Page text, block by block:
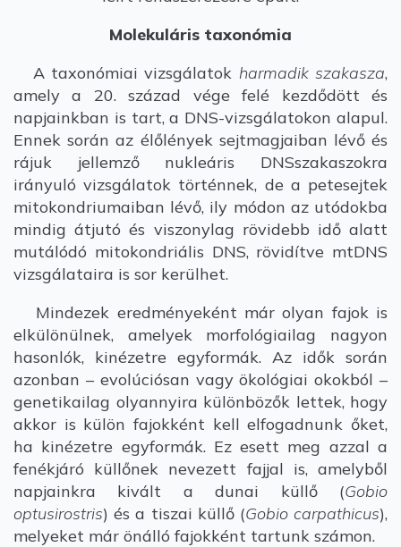
Molekuláris taxonómia
A taxonómiai vizsgálatok harmadik szakasza,
amely a 20. század vége felé kezdődött és
napjainkban is tart, a DNS-vizsgálatokon alapul.
Ennek során az élőlények sejtmagjaiban lévő és
rájuk jellemző nukleáris DNSszakaszokra
irányuló vizsgálatok történnek, de a petesejtek
mitokondriumaiban lévő, ily módon az utódokba
mindig átjutó és viszonylag rövidebb idő alatt
mutálódó mitokondriális DNS, rövidítve mtDNS
vizsgálataira is sor kerülhet.
Mindezek eredményeként már olyan fajok is
elkülönülnek, amelyek morfológiailag nagyon
hasonlók, kinézetre egyformák. Az idők során
azonban – evolúciósan vagy ökológiai okokból –
genetikailag olyannyira különbözők lettek, hogy
akkor is külön fajokként kell elfogadnunk őket,
ha kinézetre egyformák. Ez esett meg azzal a
fenékjáró küllőnek nevezett fajjal is, amelyből
napjainkra kivált a dunai küllő (Gobio
optusirostris) és a tiszai küllő (Gobio carpathicus),
melyeket már önálló fajokként tartunk számon.